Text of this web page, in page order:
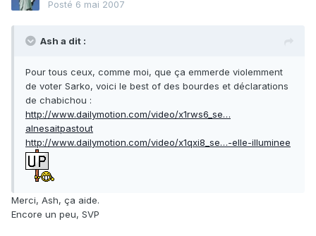
Posté 6 mai 2007
Ash a dit :
Pour tous ceux, comme moi, que ça emmerde violemment
de voter Sarko, voici le best of des bourdes et déclarations
de chabichou :
http://www.dailymotion.com/video/x1rws6_se…
alnesaitpastout
http://www.dailymotion.com/video/x1qxi8_se…-elle-illuminee
Merci, Ash, ça aide.
Encore un peu, SVP